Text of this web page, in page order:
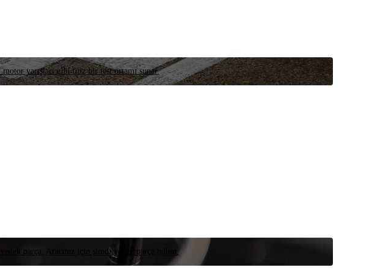
yarışları gibi titiz bir test ortamı sunar.
parça. Aracınız için şimdi yedek parça bulun.